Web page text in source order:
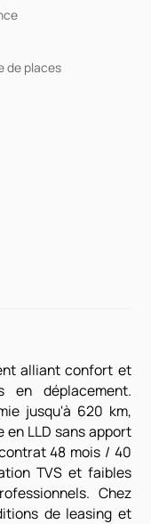
de places
alliant confort et
en déplacement.
jusqu'à 620 km,
en LLD sans apport
48 mois / 40
TVS et faibles
Chez
de leasing et